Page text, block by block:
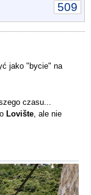
509
jako "bycie" na
czasu...
Lovište, ale nie